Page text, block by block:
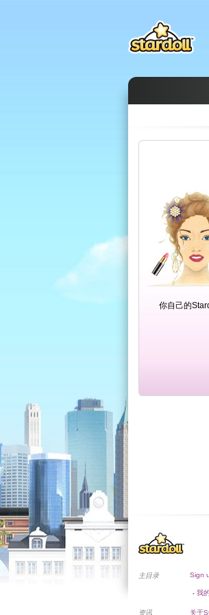
你自己的
主目录 Sign
• 我
资讯 关于